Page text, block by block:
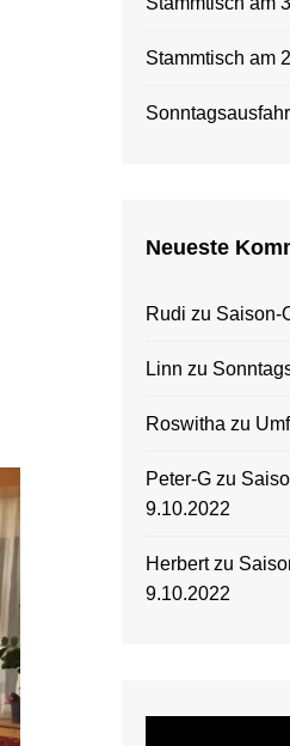
Stammtisch am
Neueste
Rudi zu Saison-
Linn zu
Roswitha zu
Peter-G zu
9.10.2022
Herbertzu
9.10.2022